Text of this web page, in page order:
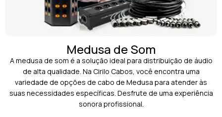
Medusa de Som
A medusa de som é a solução ideal para distribuição de áudio
de alta qualidade. Na Cirilo Cabos, você encontra uma
variedade de opções de cabo de Medusa para atender às
suas necessidades específicas. Desfrute de uma experiência
sonora profissional.